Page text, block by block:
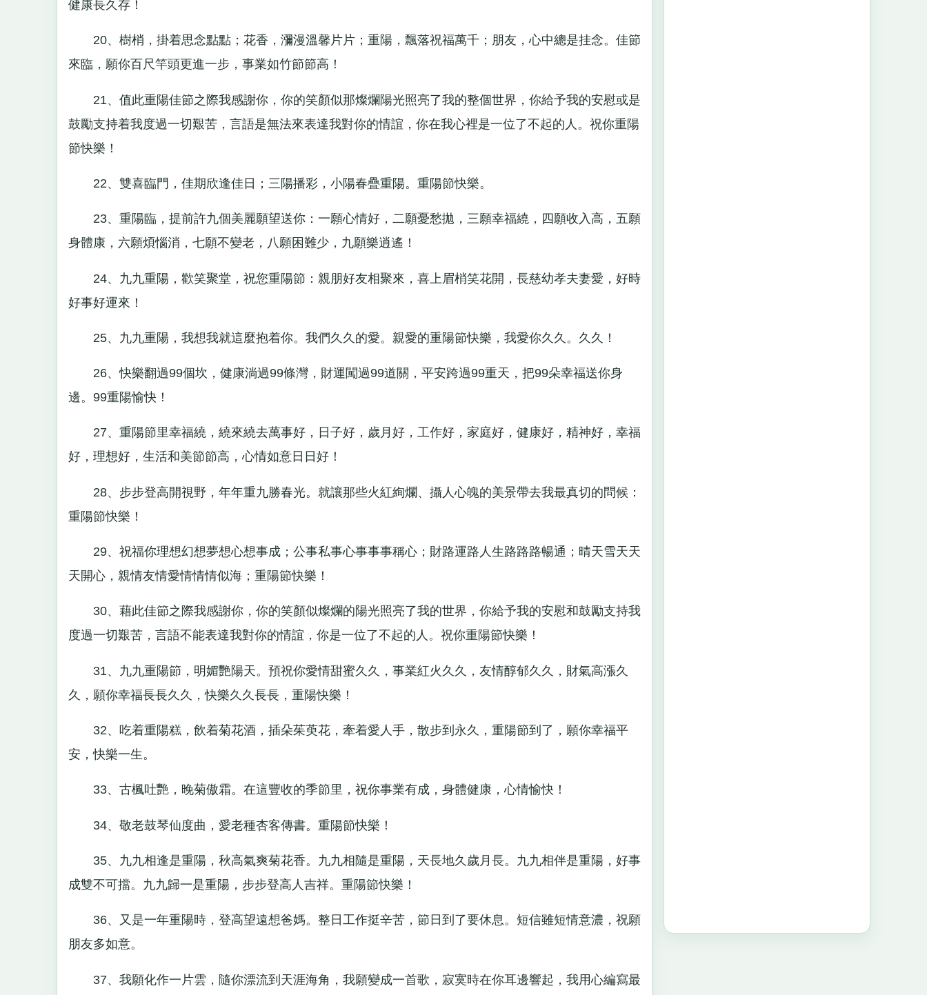
健康長久存！
20、樹梢，掛着思念點點；花香，瀰漫溫馨片片；重陽，飄落祝福萬千；朋友，心中總是挂念。佳節
來臨，願你百尺竿頭更進一步，事業如竹節節高！
21、值此重陽佳節之際我感謝你，你的笑顏似那燦爛陽光照亮了我的整個世界，你給予我的安慰或是
鼓勵支持着我度過一切艱苦，言語是無法來表達我對你的情誼，你在我心裡是一位了不起的人。祝你重陽
節快樂！
22、雙喜臨門，佳期欣逢佳日；三陽播彩，小陽春疊重陽。重陽節快樂。
23、重陽臨，提前許九個美麗願望送你：一願心情好，二願憂愁拋，三願幸福繞，四願收入高，五願
身體康，六願煩惱消，七願不變老，八願困難少，九願樂逍遙！
24、九九重陽，歡笑聚堂，祝您重陽節：親朋好友相聚來，喜上眉梢笑花開，長慈幼孝夫妻愛，好時
好事好運來！
25、九九重陽，我想我就這麼抱着你。我們久久的愛。親愛的重陽節快樂，我愛你久久。久久！
26、快樂翻過99個坎，健康淌過99條灣，財運闖過99道關，平安跨過99重天，把99朵幸福送你身
邊。99重陽愉快！
27、重陽節里幸福繞，繞來繞去萬事好，日子好，歲月好，工作好，家庭好，健康好，精神好，幸福
好，理想好，生活和美節節高，心情如意日日好！
28、步步登高開視野，年年重九勝春光。就讓那些火紅絢爛、攝人心魄的美景帶去我最真切的問候：
重陽節快樂！
29、祝福你理想幻想夢想心想事成；公事私事心事事事稱心；財路運路人生路路路暢通；晴天雪天天
天開心，親情友情愛情情情似海；重陽節快樂！
30、藉此佳節之際我感謝你，你的笑顏似燦爛的陽光照亮了我的世界，你給予我的安慰和鼓勵支持我
度過一切艱苦，言語不能表達我對你的情誼，你是一位了不起的人。祝你重陽節快樂！
31、九九重陽節，明媚艷陽天。預祝你愛情甜蜜久久，事業紅火久久，友情醇郁久久，財氣高漲久
久，願你幸福長長久久，快樂久久長長，重陽快樂！
32、吃着重陽糕，飲着菊花酒，插朵茱萸花，牽着愛人手，散步到永久，重陽節到了，願你幸福平
安，快樂一生。
33、古楓吐艷，晚菊傲霜。在這豐收的季節里，祝你事業有成，身體健康，心情愉快！
34、敬老鼓琴仙度曲，愛老種杏客傳書。重陽節快樂！
35、九九相逢是重陽，秋高氣爽菊花香。九九相隨是重陽，天長地久歲月長。九九相伴是重陽，好事
成雙不可擋。九九歸一是重陽，步步登高人吉祥。重陽節快樂！
36、又是一年重陽時，登高望遠想爸媽。整日工作挺辛苦，節日到了要休息。短信雖短情意濃，祝願
朋友多如意。
37、我願化作一片雲，隨你漂流到天涯海角，我願變成一首歌，寂寞時在你耳邊響起，我用心編寫最